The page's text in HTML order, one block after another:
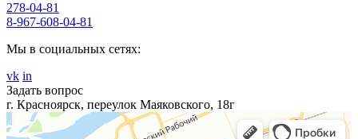
278-04-81
8-967-608-04-81
Мы в социальных сетях:
vk in
Задать вопрос
г. Красноярск, переулок Маяковского, 18г